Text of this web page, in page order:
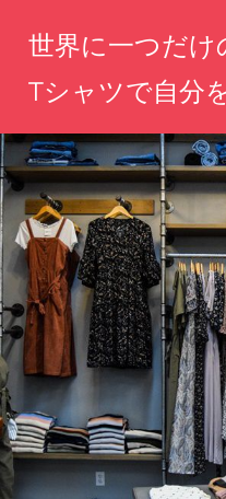
ツ
へ
ス
キ
ッ
プ
世界に一つだ
Tシャツで自分
な
た
の
個
性
を
T
シ
ャ
で
自
由
に
表